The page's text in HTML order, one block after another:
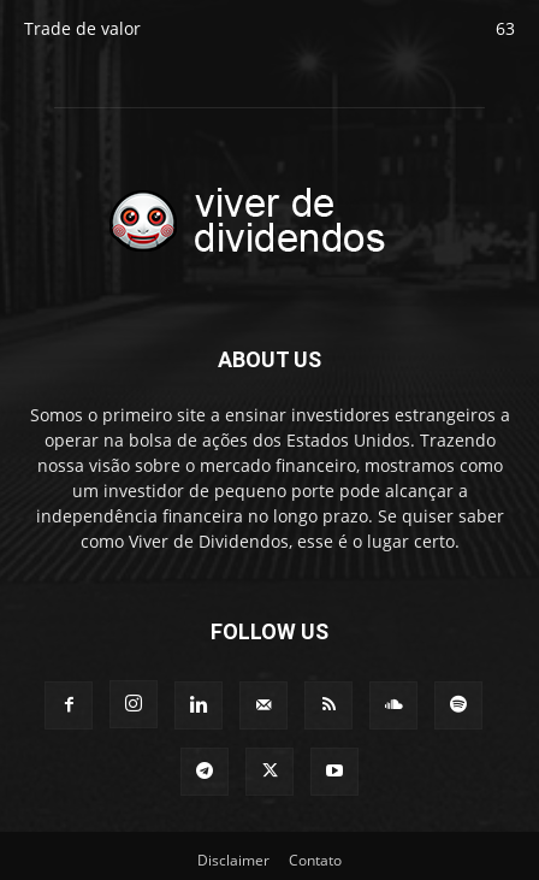
Trade de valor
63
ABOUT US
Somos o primeiro site a ensinar investidores estrangeiros a
operar na bolsa de ações dos Estados Unidos. Trazendo
nossa visão sobre o mercado financeiro, mostramos como
um investidor de pequeno porte pode alcançar a
independência financeira no longo prazo. Se quiser saber
como Viver de Dividendos, esse é o lugar certo.
FOLLOW US
Disclaimer Contato